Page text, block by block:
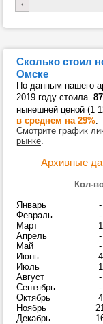
Сколько стоил
Омске
По данным нашего
2019 году стоила
нынешней ценой (1
в среднем на 29%.
Смотрите график
рынке.
Архивные
Кол-
Январь
-
Февраль
-
Март
1
Апрель
-
Май
-
Июнь
4
Июль
1
Август
-
Сентябрь
-
Октябрь
4
Ноябрь
Декабрь